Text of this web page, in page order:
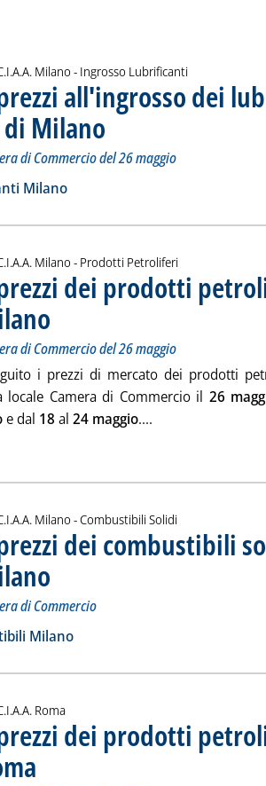
Milano - Ingrosso Lubrificanti
all'ingrosso dei
di Milano . Sottotitolo: Rilevazione della
. Pubblicata giovedì 28 maggio 2009
di Commercio del 26 maggio
'Listino dei prezzi all'ingrosso dei
alla notizia
Milano
Milano - Prodotti Petroliferi
dei prodotti
. Sottotitolo: Rilevazione della Camera di
. Pubblicata mercoledì 27 maggio 2009 alle 15.9.
di Commercio del 26 maggio
i prezzi di mercato dei prodotti
Camera di Commercio il 26
e dal 18 al 24 maggio....
alla notizia
Milano - Combustibili Solidi
dei combustibili
di Commercio
'Listino dei prezzi dei combustibili
alla notizia
Milano
Roma
dei prodotti
. Sottotitolo: Rilevazione della Camera di Commercio
. Pubblicata mercoledì 20 maggio 2009 alle 10.30.